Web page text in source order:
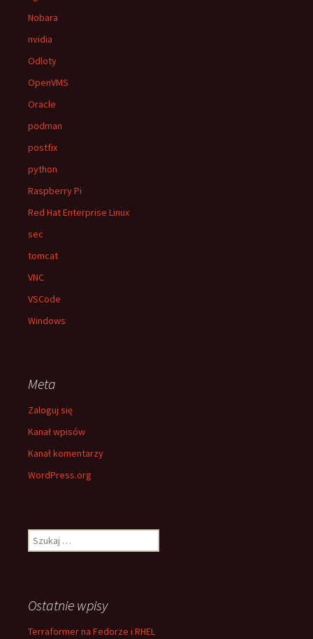
Nobara
nvidia
Odloty
OpenVMS
Oracle
podman
postfix
python
Raspberry Pi
Red Hat Enterprise Linux
sec
tomcat
VNC
VSCode
Windows
Meta
Zaloguj się
Kanał wpisów
Kanał komentarzy
WordPress.org
Szukaj:
Ostatnie wpisy
Terraformer na Fedorze i RHEL